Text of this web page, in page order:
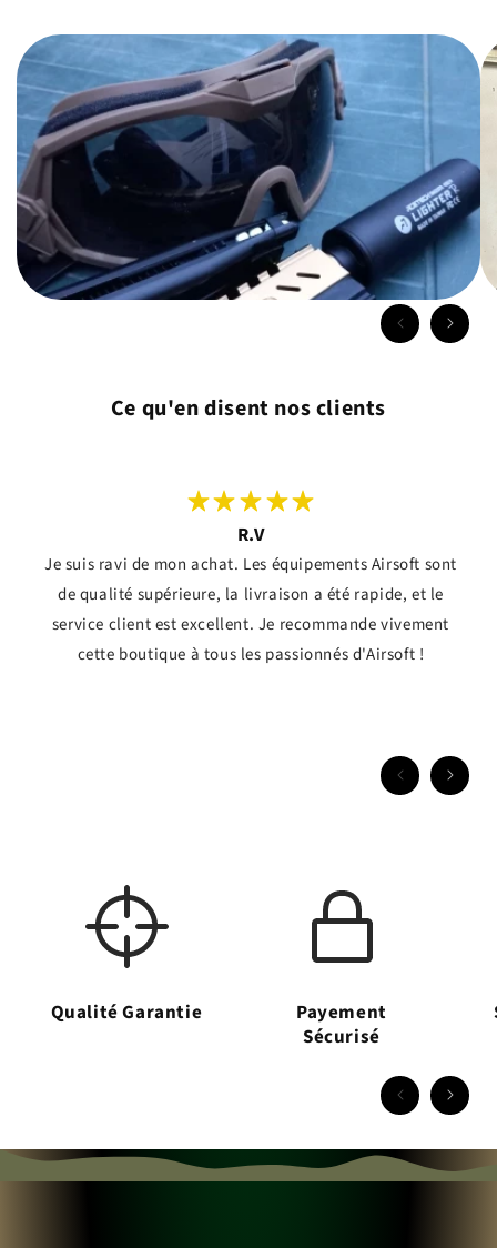
Ce qu'en disent nos clients
R.V
Je suis ravi de mon achat. Les équipements Airsoft sont
de qualité supérieure, la livraison a été rapide, et le
service client est excellent. Je recommande vivement
cette boutique à tous les passionnés d'Airsoft !
Qualité Garantie
Payement
Sécurisé